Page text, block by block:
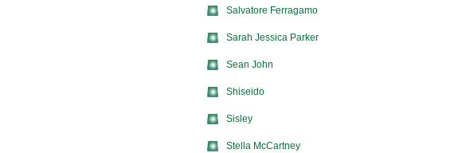
Salvatore Ferragamo
Sarah Jessica Parker
Sean John
Shiseido
Sisley
Stella McCartney